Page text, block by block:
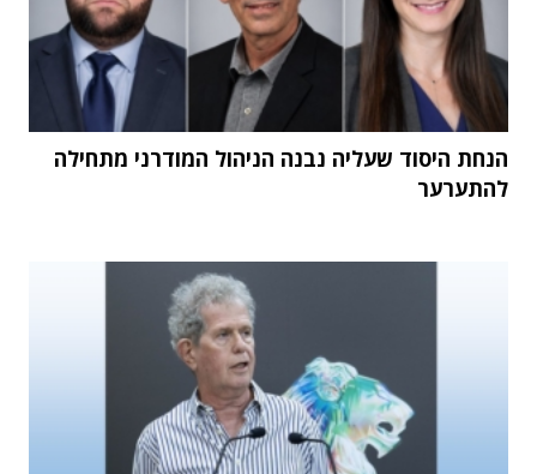
הנחת היסוד שעליה נבנה הניהול המודרני מתחילה
להתערער